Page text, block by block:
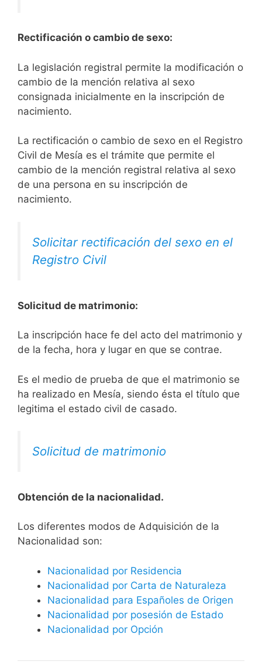
Rectificación o cambio de sexo:
La legislación registral permite la modificación o
cambio de la mención relativa al sexo
consignada inicialmente en la inscripción de
nacimiento.
La rectificación o cambio de sexo en el Registro
Civil de Mesía es el trámite que permite el
cambio de la mención registral relativa al sexo
de una persona en su inscripción de
nacimiento.
Solicitar rectificación del sexo en el
Registro Civil
Solicitud de matrimonio:
La inscripción hace fe del acto del matrimonio y
de la fecha, hora y lugar en que se contrae.
Es el medio de prueba de que el matrimonio se
ha realizado en Mesía, siendo ésta el título que
legitima el estado civil de casado.
Solicitud de matrimonio
Obtención de la nacionalidad.
​​​Los diferentes modos de Adquisición de la
Nacionalidad son:
Nacionalidad por Residencia
Nacionalidad por Carta de Naturaleza
Nacionalidad para Españoles de Origen
Nacionalidad por posesión de Estado
Nacionalidad por Opción